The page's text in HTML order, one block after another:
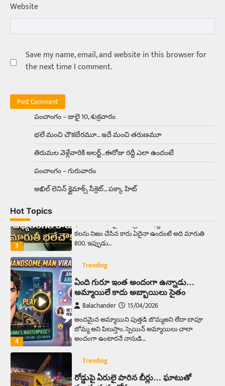
Website
Save my name, email, and website in this browser for
the next time I comment.
పంచాంగం – జులై 10, శుక్రవారం
భలే మంచి చౌకబేరమూ… ఇదే మంచి తరుణమూ
తిరుమల వెళ్లేవారికి అలర్ట్‌…ఈరోజు రద్దీ ఎలా ఉందంటే
పంచాంగం – గురువారం
అఖిల్‌ లెనిన్ క్లైమాక్స్‌ సీక్రెట్‌… పక్కా హిట్‌
Hot Topics
1
అక్కడ ఆదివారం బట్టలు ఉతికితే…జైలుకే
సాఫ్ట్‌వేర్ ఉద్యోగి వరకు అందరికీ గుర్తొచ్చే మొదటి పని
‘బట్టలు ఉతకడం’. వారం…
విరాళం
Balachander 28/05/2026
కడుపు నింపుకోవడానికి భిక్షాటన చేస్తున్నా… చేతికి వచ్చిన
డబ్బును తనకోసం కాకుండా సమాజం కోసం ఖర్చు
చేస్తున్నాడు ఓ వృద్ధుడు.…
3
Trending
మధ్యతరగతి కారు…మారుతీ భలేచౌకసారు
భారత ఆటోమొబైల్ చరిత్రలో మధ్యతరగతి కుటుంబాల
కలను నిజం చేసిన కారు ఏదైనా ఉందంటే అది మారుతి
800. ఇప్పుడు…
4
Trending
ఏంది గురూ ఇంత అందంగా ఉన్నాడు…
అమ్మాయిలే కాదు అబ్బాయిలు సైతం
Balachander 15/04/2026
అందమైన అమ్మాయిని పుత్తడి బొమ్మఅని లేదా బాపూ
బోమ్మ అని పిలుస్తాం. స్పెయిన్‌ అమ్మాయిలు చాలా
అందంగా ఉంటారనే నానుడి…
Trending
రోడ్డుపై ఏరులై పారిన బీర్లు… ఘాటుతో